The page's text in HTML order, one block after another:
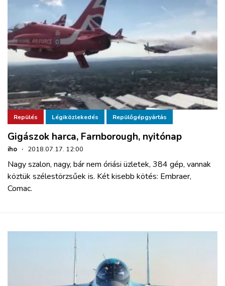
Repülés Légiközlekedés Repülőgépgyártás
Gigászok harca, Farnborough, nyitónap
iho · 2018.07.17. 12:00
Nagy szalon, nagy, bár nem óriási üzletek, 384 gép, vannak
köztük szélestörzsűek is. Két kisebb kötés: Embraer,
Comac.